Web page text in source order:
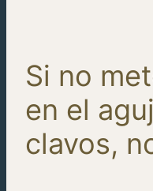
Si no
en el
clavos,